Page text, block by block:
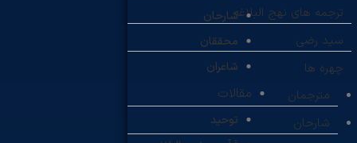
شارحان
محققان
شاعران
مقالات
توحید
ترجمه های نهج البلاغه
سید رضی
چهره ها
مترجمان
شارحان